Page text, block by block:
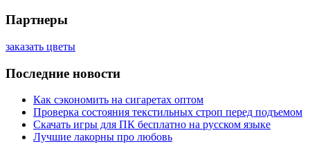
Партнеры
заказать цветы
Последние новости
Как сэкономить на сигаретах оптом
Проверка состояния текстильных строп перед подъемом
Скачать игры для ПК бесплатно на русском языке
Лучшие лакорны про любовь